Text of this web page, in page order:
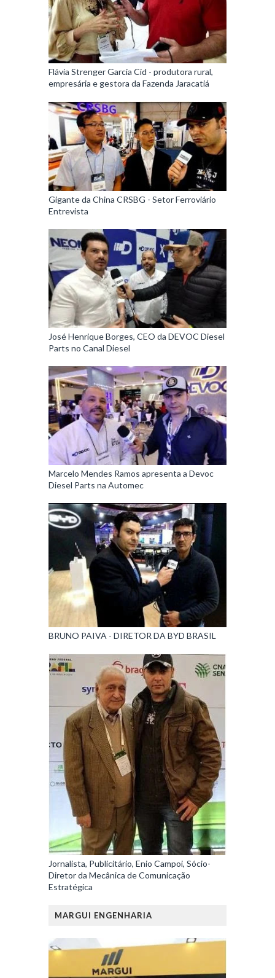
Flávia Strenger Garcia Cid - produtora rural,
empresária e gestora da Fazenda Jaracatiá
Gigante da China CRSBG - Setor Ferroviário
Entrevista
José Henrique Borges, CEO da DEVOC Diesel
Parts no Canal Diesel
Marcelo Mendes Ramos apresenta a Devoc
Diesel Parts na Automec
BRUNO PAIVA - DIRETOR DA BYD BRASIL
Jornalista, Publicitário, Enio Campoi, Sócio-
Diretor da Mecânica de Comunicação
Estratégica
MARGUI ENGENHARIA